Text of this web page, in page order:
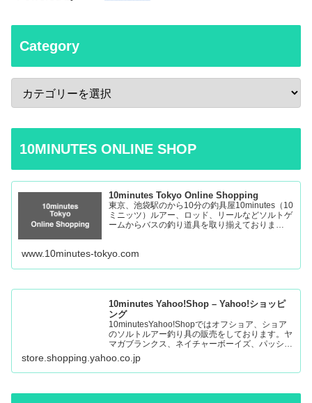
Category
10MINUTES ONLINE SHOP
10minutes Tokyo Online Shopping
東京、池袋駅のから10分の釣具屋10minutes（10
ミニッツ）ルアー、ロッド、リールなどソルトゲ
ームからバスの釣り道具を取り揃えておりま
www.10minutes-tokyo.com
10minutes Yahoo!Shop – Yahoo!ショッピ
ング
10minutesYahoo!Shopではオフショア、ショア
のソルトルアー釣り具の販売をしております。ヤ
マガブランクス、ネイチャーボーイズ、パッショ
ンズ、マシオなど:10minutes Yahoo!Shop – 通販
– LINEアカウント…
store.shopping.yahoo.co.jp